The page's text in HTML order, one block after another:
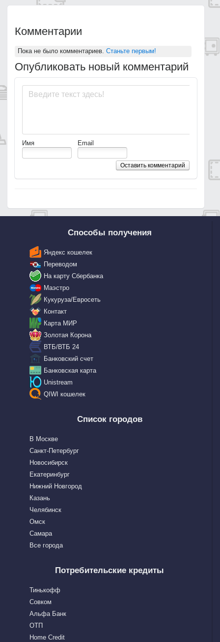
Комментарии
Пока не было комментариев. Станьте первым!
Опубликовать новый комментарий
Имя Email
Оставить комментарий
Способы получения
Яндекс кошелек
Переводом
На карту Сбербанка
Маэстро
Кукуруза/Евросеть
Контакт
Карта МИР
Золотая Корона
ВТБ/ВТБ 24
Банковский счет
Банковская карта
Unistream
QIWI кошелек
Список городов
В Москве
Санкт-Петербург
Новосибирск
Екатеринбург
Нижний Новгород
Казань
Челябинск
Омск
Самара
Все города
Потребительские кредиты
Тинькофф
Совком
Альфа Банк
OTП
Home Сredit